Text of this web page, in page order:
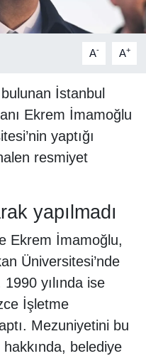
A- A+
İstanbul
Ekrem İmamoğlu
yaptığı
resmiyet
yapılmadı
Ekrem İmamoğlu,
Üniversitesi’nde
yılında ise
İşletme
Mezuniyetini bu
belediye